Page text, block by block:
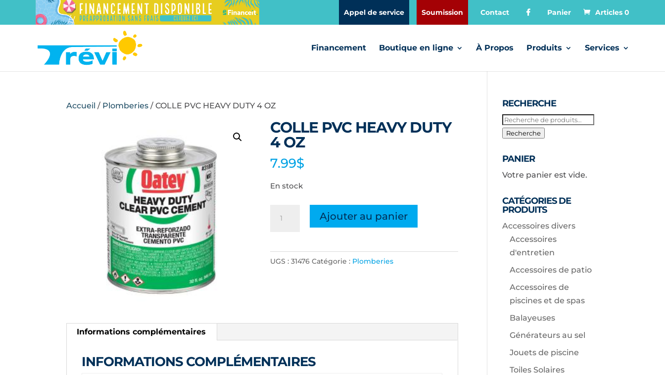
Appel de service Soumission Contact Panier Articles 0
Financement Boutique en ligne À Propos Produits Services
Accueil / Plomberies / COLLE PVC HEAVY DUTY 4 OZ
COLLE PVC HEAVY DUTY
4 OZ
7.99$
En stock
PVC
HEAVY
Ajouter au panier
UGS :31476 Catégorie : Plomberies
Informations complémentaires
INFORMATIONS COMPLÉMENTAIRES
RECHERCHE
Recherche
pour :
Recherche
PANIER
Votre panier est vide.
CATÉGORIES DE
PRODUITS
Accessoires divers
Accessoires
d'entretien
Accessoires de patio
Accessoires de
piscines et de spas
Balayeuses
Générateurs au sel
Jouets de piscine
Toiles Solaires